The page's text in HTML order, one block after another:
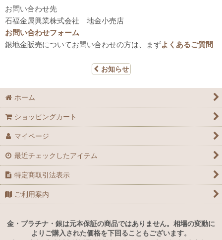
お問い合わせ先
石福金属興業株式会社 地金小売店
お問い合わせフォーム
銀地金販売についてお問い合わせの方は、まずよくあるご質問
お知らせ
ホーム
ショッピングカート
マイページ
最近チェックしたアイテム
特定商取引法表示
ご利用案内
金・プラチナ・銀は元本保証の商品ではありません。相場の変動に
よりご購入された価格を下回ることもございます。